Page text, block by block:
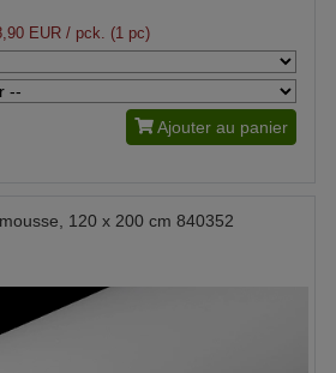
EUR/ pck. (1 pc)
Ajouter au panier
120 x 200 cm 840352